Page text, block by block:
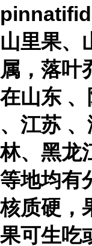
山里果、
属， 落叶
在山东 、
、 江苏 、
林、 黑龙
等地均有
核质硬，
果可生吃